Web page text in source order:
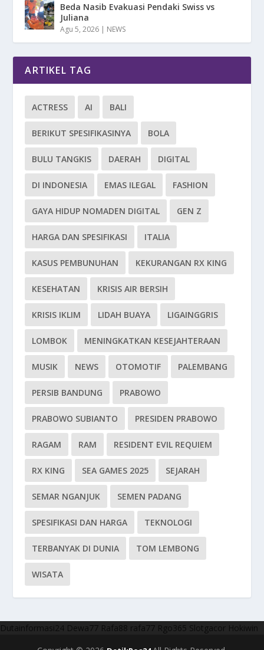
Beda Nasib Evakuasi Pendaki Swiss vs
Juliana
Agu 5, 2026 | NEWS
ARTIKEL TAG
ACTRESS AI BALI
BERIKUT SPESIFIKASINYA BOLA
BULU TANGKIS DAERAH DIGITAL
DI INDONESIA EMAS ILEGAL FASHION
GAYA HIDUP NOMADEN DIGITAL GEN Z
HARGA DAN SPESIFIKASI ITALIA
KASUS PEMBUNUHAN KEKURANGAN RX KING
KESEHATAN KRISIS AIR BERSIH
KRISIS IKLIM LIDAH BUAYA LIGAINGGRIS
LOMBOK MENINGKATKAN KESEJAHTERAAN
MUSIK NEWS OTOMOTIF PALEMBANG
PERSIB BANDUNG PRABOWO
PRABOWO SUBIANTO PRESIDEN PRABOWO
RAGAM RAM RESIDENT EVIL REQUIEM
RX KING SEA GAMES 2025 SEJARAH
SEMAR NGANJUK SEMEN PADANG
SPESIFIKASI DAN HARGA TEKNOLOGI
TERBANYAK DI DUNIA TOM LEMBONG
WISATA
Dutainformasi24 Dewa77 Rafa88 rafa77 Rgo365 Slotgacor Hokiwin